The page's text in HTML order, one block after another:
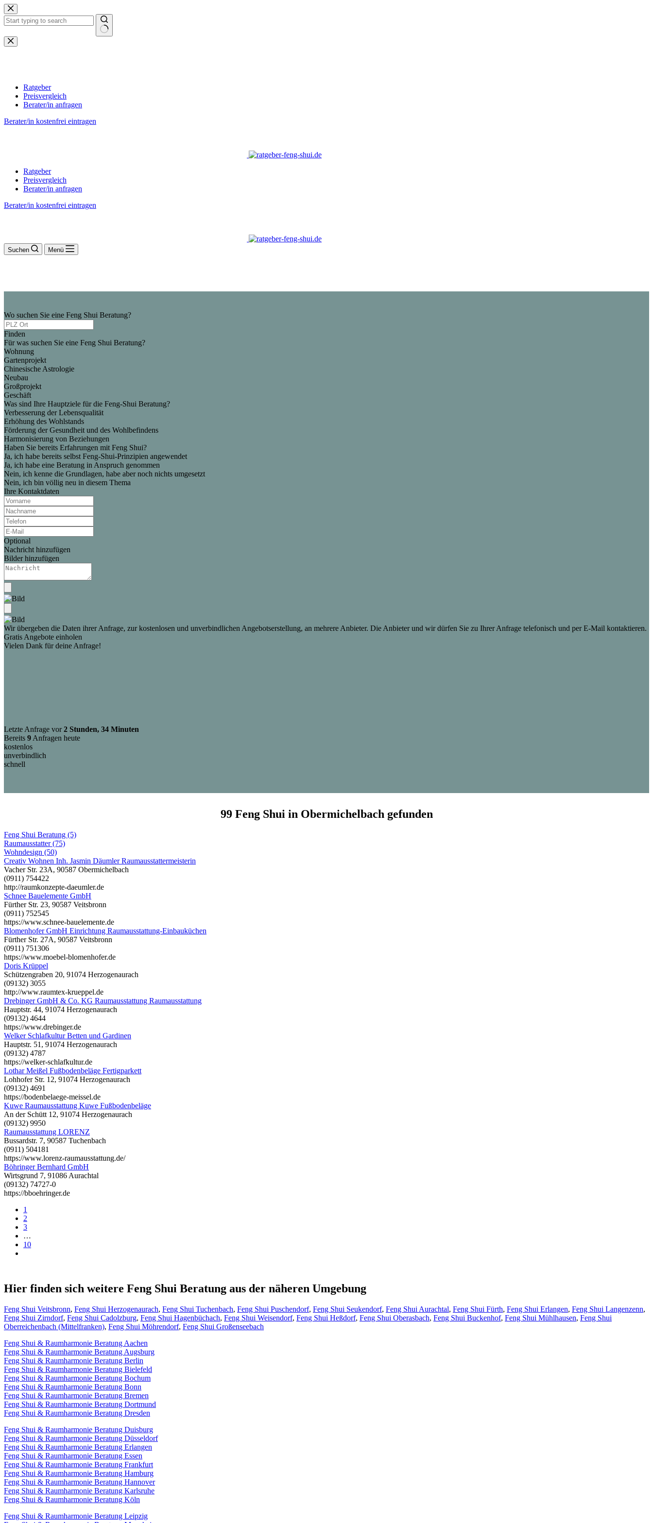
Zum
Inhalt
springen
Keine
Ergebnisse
Ratgeber
Preisvergleich
Berater/in anfragen
Berater/in kostenfrei eintragen
Ratgeber
Preisvergleich
Berater/in anfragen
Berater/in kostenfrei eintragen
Suchen Menü
Wo suchen Sie eine Feng Shui Beratung?
Finden
Für was suchen Sie eine Feng Shui Beratung?
Wohnung
Gartenprojekt
Chinesische Astrologie
Neubau
Großprojekt
Geschäft
Was sind Ihre Hauptziele für die Feng-Shui Beratung?
Verbesserung der Lebensqualität
Erhöhung des Wohlstands
Förderung der Gesundheit und des Wohlbefindens
Harmonisierung von Beziehungen
Haben Sie bereits Erfahrungen mit Feng Shui?
Ja, ich habe bereits selbst Feng-Shui-Prinzipien angewendet
Ja, ich habe eine Beratung in Anspruch genommen
Nein, ich kenne die Grundlagen, habe aber noch nichts umgesetzt
Nein, ich bin völlig neu in diesem Thema
Ihre Kontaktdaten
Optional
Nachricht hinzufügen
Bilder hinzufügen
Wir übergeben die Daten ihrer Anfrage, zur kostenlosen und unverbindlichen Angebotserstellung, an mehrere Anbieter. Die Anbieter und wir dürfen Sie zu Ihrer Anfrage telefonisch und per E-Mail kontaktieren.
Gratis Angebote einholen
Vielen Dank für deine Anfrage!
Letzte Anfrage vor2 Stunden, 34 Minuten
Bereits 9 Anfragen heute
kostenlos
unverbindlich
schnell
99 Feng Shui in Obermichelbach gefunden
Feng Shui Beratung (5)
Raumausstatter (75)
Wohndesign (50)
Creativ Wohnen Inh. Jasmin Däumler Raumausstattermeisterin
Vacher Str. 23A, 90587 Obermichelbach
(0911) 754422
http://raumkonzepte-daeumler.de
Schnee Bauelemente GmbH
Fürther Str. 23, 90587 Veitsbronn
(0911) 752545
https://www.schnee-bauelemente.de
Blomenhofer GmbH Einrichtung Raumausstattung-Einbauküchen
Fürther Str. 27A, 90587 Veitsbronn
(0911) 751306
https://www.moebel-blomenhofer.de
Doris Krüppel
Schützengraben 20, 91074 Herzogenaurach
(09132) 3055
http://www.raumtex-krueppel.de
Drebinger GmbH & Co. KG Raumausstattung Raumausstattung
Hauptstr. 44, 91074 Herzogenaurach
(09132) 4644
https://www.drebinger.de
Welker Schlafkultur Betten und Gardinen
Hauptstr. 51, 91074 Herzogenaurach
(09132) 4787
https://welker-schlafkultur.de
Lothar Meißel Fußbodenbeläge Fertigparkett
Lohhofer Str. 12, 91074 Herzogenaurach
(09132) 4691
https://bodenbelaege-meissel.de
Kuwe Raumausstattung Kuwe Fußbodenbeläge
An der Schütt 12, 91074 Herzogenaurach
(09132) 9950
Raumausstattung LORENZ
Bussardstr. 7, 90587 Tuchenbach
(0911) 504181
https://www.lorenz-raumausstattung.de/
Böhringer Bernhard GmbH
Wirtsgrund 7, 91086 Aurachtal
(09132) 74727-0
https://bboehringer.de
1
2
3
…
10
Hier finden sich weitere Feng Shui Beratung aus der näheren Umgebung
Feng Shui Veitsbronn, Feng Shui Herzogenaurach, Feng Shui Tuchenbach, Feng Shui Puschendorf, Feng Shui Seukendorf, Feng Shui Aurachtal, Feng Shui Fürth, Feng Shui Erlangen, Feng Shui Langenzenn,
Feng Shui Zirndorf, Feng Shui Cadolzburg, Feng Shui Hagenbüchach, Feng Shui Weisendorf, Feng Shui Heßdorf, Feng Shui Oberasbach, Feng Shui Buckenhof, Feng Shui Mühlhausen, Feng Shui
Oberreichenbach (Mittelfranken), Feng Shui Möhrendorf, Feng Shui Großenseebach
Feng Shui & Raumharmonie Beratung Aachen
Feng Shui & Raumharmonie Beratung Augsburg
Feng Shui & Raumharmonie Beratung Berlin
Feng Shui & Raumharmonie Beratung Bielefeld
Feng Shui & Raumharmonie Beratung Bochum
Feng Shui & Raumharmonie Beratung Bonn
Feng Shui & Raumharmonie Beratung Bremen
Feng Shui & Raumharmonie Beratung Dortmund
Feng Shui & Raumharmonie Beratung Dresden
Feng Shui & Raumharmonie Beratung Duisburg
Feng Shui & Raumharmonie Beratung Düsseldorf
Feng Shui & Raumharmonie Beratung Erlangen
Feng Shui & Raumharmonie Beratung Essen
Feng Shui & Raumharmonie Beratung Frankfurt
Feng Shui & Raumharmonie Beratung Hamburg
Feng Shui & Raumharmonie Beratung Hannover
Feng Shui & Raumharmonie Beratung Karlsruhe
Feng Shui & Raumharmonie Beratung Köln
Feng Shui & Raumharmonie Beratung Leipzig